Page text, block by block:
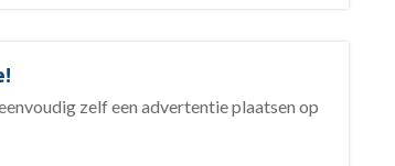
zelf een advertentie plaatsen op